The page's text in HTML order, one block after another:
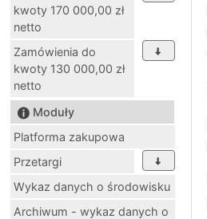
kwoty 170 000,00 zł
netto
Zamówienia do
kwoty 130 000,00 zł
netto
Moduły
Platforma zakupowa
Przetargi
Wykaz danych o środowisku
Archiwum - wykaz danych o